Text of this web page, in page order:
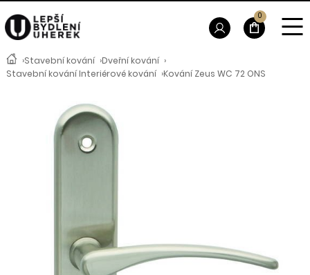
›Stavební kování ›Dveřní kování ›
Stavební kování Interiérové kování ›Kování Zeus WC 72 ONS
0